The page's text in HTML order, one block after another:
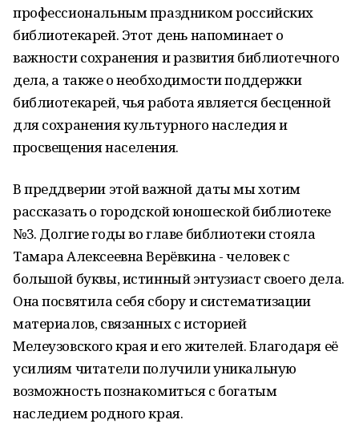
профессиональным праздником российских
библиотекарей. Этот день напоминает о
важности сохранения и развития библиотечного
дела, а также о необходимости поддержки
библиотекарей, чья работа является бесценной
для сохранения культурного наследия и
просвещения населения.
В преддверии этой важной даты мы хотим
рассказать о городской юношеской библиотеке
№3. Долгие годы во главе библиотеки стояла
Тамара Алексеевна Верёвкина - человек с
большой буквы, истинный энтузиаст своего дела.
Она посвятила себя сбору и систематизации
материалов, связанных с историей
Мелеузовского края и его жителей. Благодаря её
усилиям читатели получили уникальную
возможность познакомиться с богатым
наследием родного края.